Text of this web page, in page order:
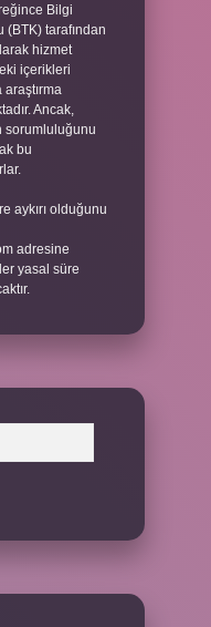
Bilgi
tarafından
hizmet
içerikleri
Ancak,
sorumluluğunu
bu
aykırı olduğunu
adresine
yasal süre